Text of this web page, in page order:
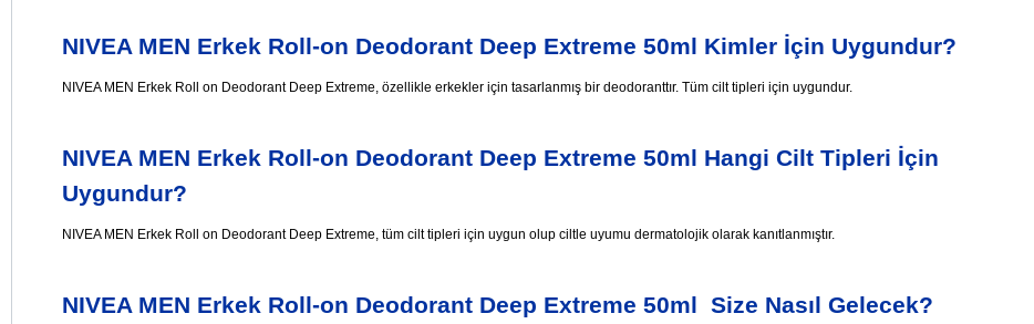
NIVEA MEN Erkek Roll-on Deodorant Deep Extreme 50ml Kimler İçin Uygundur?
NIVEA MEN Erkek Roll on Deodorant Deep Extreme, özellikle erkekler için tasarlanmış bir deodoranttır. Tüm cilt tipleri için uygundur.
NIVEA MEN Erkek Roll-on Deodorant Deep Extreme 50ml Hangi Cilt Tipleri İçin
Uygundur?
NIVEA MEN Erkek Roll on Deodorant Deep Extreme, tüm cilt tipleri için uygun olup ciltle uyumu dermatolojik olarak kanıtlanmıştır.
NIVEA MEN Erkek Roll-on Deodorant Deep Extreme 50ml Size Nasıl Gelecek?